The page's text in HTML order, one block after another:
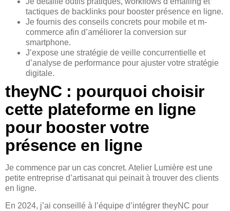
tactiques de backlinks pour booster présence en ligne.
Je fournis des conseils concrets pour mobile et m-
commerce afin d’améliorer la conversion sur
smartphone.
J’expose une stratégie de veille concurrentielle et
d’analyse de performance pour ajuster votre stratégie
digitale.
theyNC : pourquoi choisir
cette plateforme en ligne
pour booster votre
présence en ligne
Je commence par un cas concret. Atelier Lumière est une
petite entreprise d’artisanat qui peinait à trouver des clients
en ligne.
En 2024, j’ai conseillé à l’équipe d’intégrer theyNC pour